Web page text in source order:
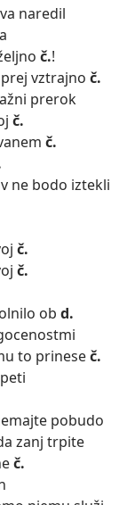
naredil
č.!
vztrajno č.
prerok
č.
č.
ne bodo iztekli
č.
č.
ob d.
to prineseč.
pobudo
zanj trpite
č.